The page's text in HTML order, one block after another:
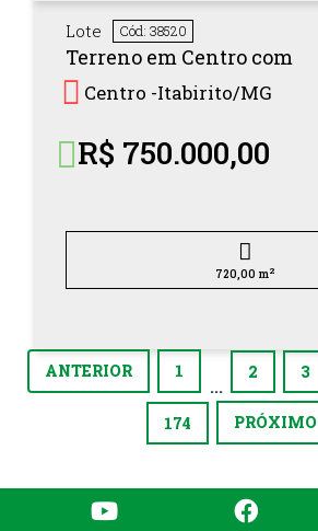
Lote Cód: 38520
Terreno em Centro com
Centro -Itabirito/MG
R$ 750.000,00
720,00 m 2
ANTERIOR 1
...
2 3
174
PRÓXIMO